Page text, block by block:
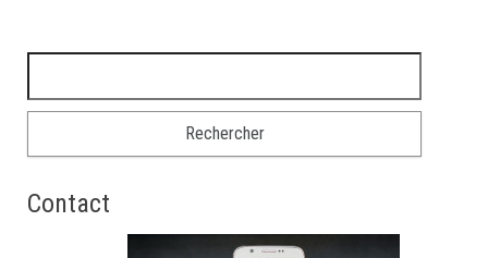
Contact